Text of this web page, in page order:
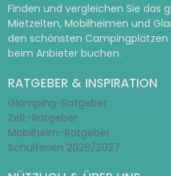
Finden und vergleichen Sie das
Mietzelten, Mobilheimen und
den schönsten Campingplätzen
beim Anbieter buchen.
RATGEBER & INSPIRATION
Glamping-Ratgeber
Zelt-Ratgeber
Mobilheim-Ratgeber
Schulferien 2026/2027